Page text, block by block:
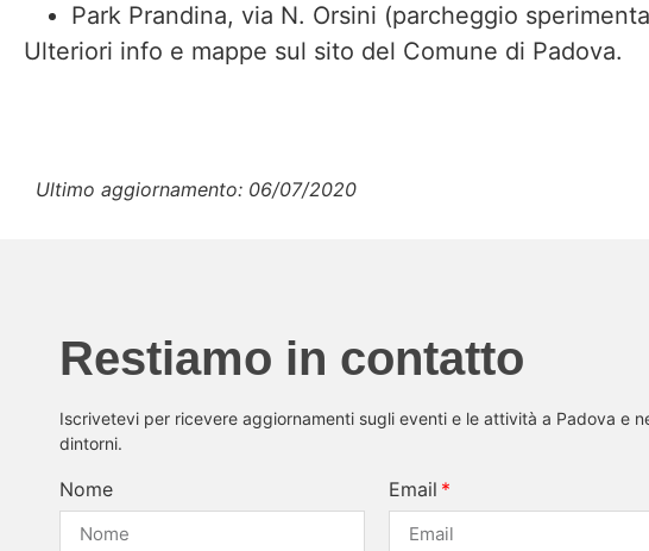
Park Prandina, via N. Orsini (parcheggio
Ulteriori info e mappe sul sito del Comune di Padova.
Ultimo aggiornamento: 06/07/2020
Restiamo in contatto
Iscrivetevi per ricevere aggiornamenti sugli eventi e le attività a Padova e
dintorni.
Nome Email